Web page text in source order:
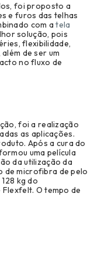
foi proposto a
e furos das telhas
com atela
solução, pois
flexibilidade,
de ser um
no fluxo de
foi a realização
as aplicações.
Após a cura do
uma película
da utilização da
de microfibra de pelo
kg do
Flexfelt. O tempo de